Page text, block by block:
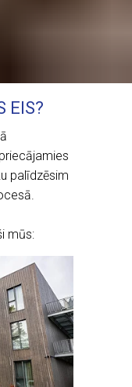
EIS?
palīdzēsim
mūs: